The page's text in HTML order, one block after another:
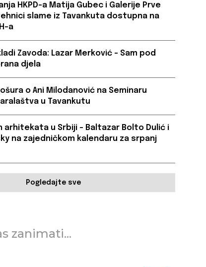
HKPD-a Matija Gubec i Galerije Prve
slame iz Tavankuta dostupna na
a
Zavoda: Lazar Merković – Sam pod
djela
o Ani Milodanović na Seminaru
u Tavankutu
arhitekata u Srbiji – Baltazar Bolto Dulić i
na zajedničkom kalendaru za srpanj
Pogledajte sve
zanimati...